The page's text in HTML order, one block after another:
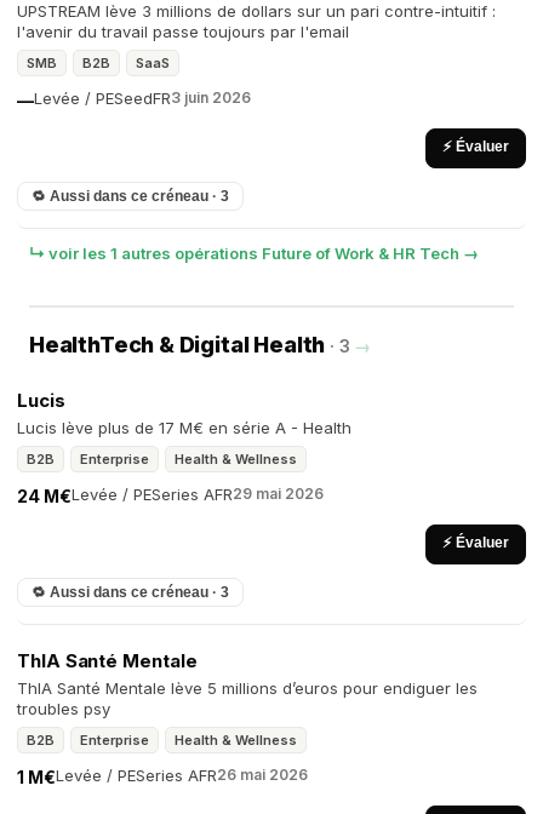
UPSTREAM lève 3 millions de dollars sur un pari contre-intuitif :
l'avenir du travail passe toujours par l'email
SMB B2B SaaS
Levée / PE
— SeedFR3 juin 2026
⚡ Évaluer
🔁 Aussi dans ce créneau · 3
↳ voir les 1 autres opérations Future of Work & HR Tech →
HealthTech & Digital Health · 3 →
Lucis
Lucis lève plus de 17 M€ en série A - Health
B2B Enterprise Health & Wellness
Levée / PE
24 M€ Series AFR29 mai 2026
⚡ Évaluer
🔁 Aussi dans ce créneau · 3
ThIA Santé Mentale
ThIA Santé Mentale lève 5 millions d’euros pour endiguer les
troubles psy
B2B Enterprise Health & Wellness
Levée / PE
1 M€ Series AFR26 mai 2026